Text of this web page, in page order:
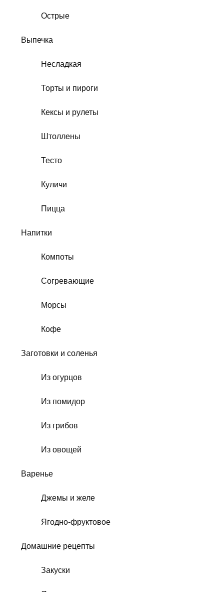
Острые
Выпечка
Несладкая
Торты и пироги
Кексы и рулеты
Штоллены
Тесто
Куличи
Пицца
Напитки
Компоты
Согревающие
Морсы
Кофе
Заготовки и соленья
Из огурцов
Из помидор
Из грибов
Из овощей
Варенье
Джемы и желе
Ягодно-фруктовое
Домашние рецепты
Закуски